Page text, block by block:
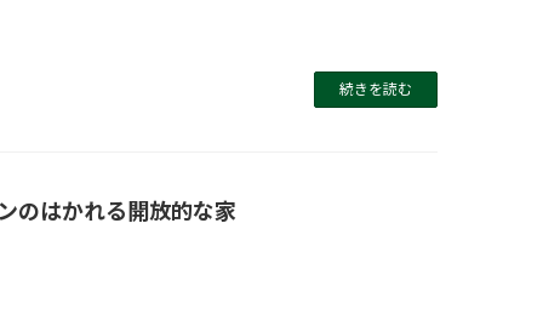
続きを読む
のはかれる開放的な家